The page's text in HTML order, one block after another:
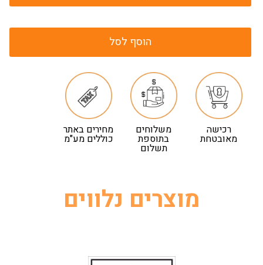
הוסף לסל
רכישה
מאובטחת
משלוחים
בתוספת
תשלום
מחירים באתר
כוללים מע"מ
מוצרים נלווים